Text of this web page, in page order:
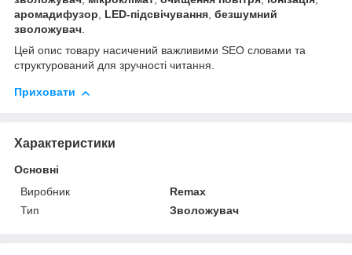
аромадифузор, LED-підсвічування, безшумний
зволожувач.
Цей опис товару насичений важливими SEO словами та
структурований для зручності читання.
Приховати
Характеристики
Основні
Виробник
Remax
Тип
Зволожувач